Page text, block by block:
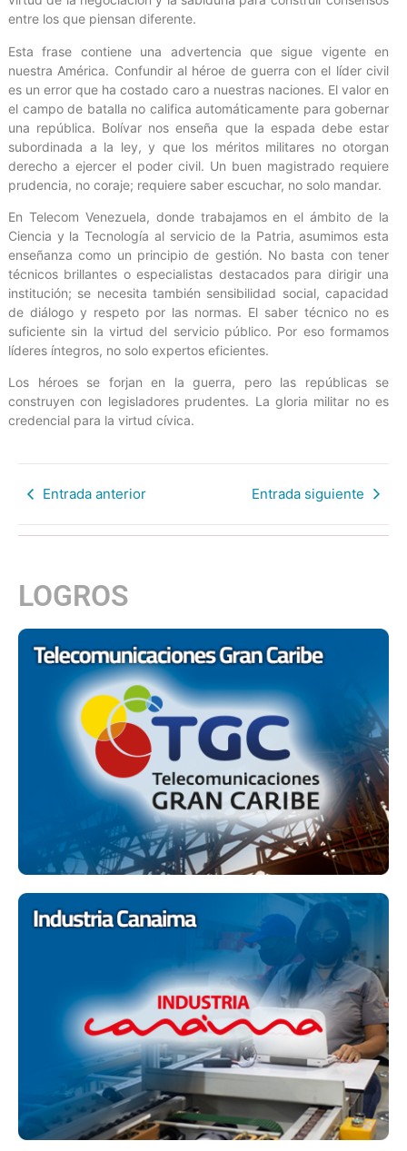
entre los que piensan diferente.
Esta frase contiene una advertencia que sigue vigente en
nuestra América. Confundir al héroe de guerra con el líder civil
es un error que ha costado caro a nuestras naciones. El valor en
el campo de batalla no califica automáticamente para gobernar
una república. Bolívar nos enseña que la espada debe estar
subordinada a la ley, y que los méritos militares no otorgan
derecho a ejercer el poder civil. Un buen magistrado requiere
prudencia, no coraje; requiere saber escuchar, no solo mandar.
En Telecom Venezuela, donde trabajamos en el ámbito de la
Ciencia y la Tecnología al servicio de la Patria, asumimos esta
enseñanza como un principio de gestión. No basta con tener
técnicos brillantes o especialistas destacados para dirigir una
institución; se necesita también sensibilidad social, capacidad
de diálogo y respeto por las normas. El saber técnico no es
suficiente sin la virtud del servicio público. Por eso formamos
líderes íntegros, no solo expertos eficientes.
Los héroes se forjan en la guerra, pero las repúblicas se
construyen con legisladores prudentes. La gloria militar no es
credencial para la virtud cívica.
Entrada anterior Entrada siguiente
LOGROS